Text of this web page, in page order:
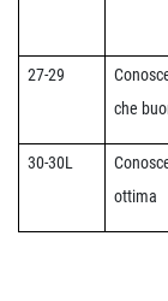
27-29
che
30-30L
ottima